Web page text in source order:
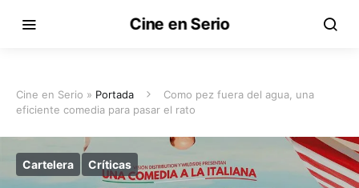
Cine en Serio
Cine en Serio » Portada
Como pez fuera del agua, una
eficiente comedia para pasar el rato
Cartelera Críticas